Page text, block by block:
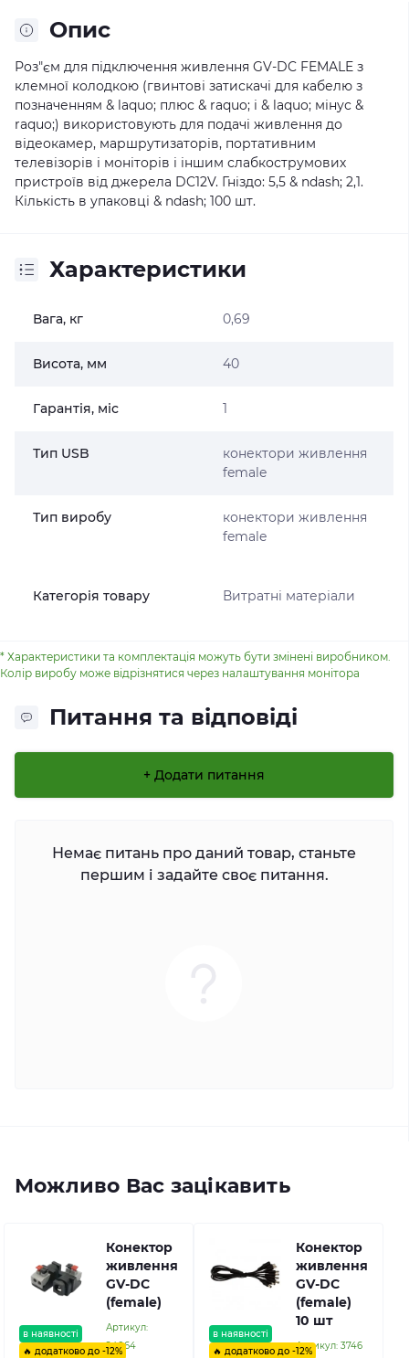
Опис
Роз"єм для підключення живлення GV-DC FEMALE з
клемної колодкою (гвинтові затискачі для кабелю з
позначенням & laquo; плюс & raquo; і & laquo; мінус &
raquo;) використовують для подачі живлення до
відеокамер, маршрутизаторів, портативним
телевізорів і моніторів і іншим слабкострумових
пристроїв від джерела DC12V. Гніздо: 5,5 & ndash; 2,1.
Кількість в упаковці & ndash; 100 шт.
Характеристики
Вага, кг 0,69
Висота, мм 40
Гарантія, міс 1
Тип USB
конектори живлення
female
Тип виробу
конектори живлення
female
Категорія товару Витратні матеріали
* Характеристики та комплектація можуть бути змінені виробником.
Колір виробу може відрізнятися через налаштування монітора
Питання та відповіді
+ Додати питання
Немає питань про даний товар, станьте
першим і задайте своє питання.
Можливо Вас зацікавить
в наявності
🔥 додатково до -12%
Конектор
живлення
GV-DC
(female)
Артикул:
24064
в наявності
🔥 додатково до -12%
Конектор
живлення
GV-DC
(female)
10 шт
Артикул: 3746